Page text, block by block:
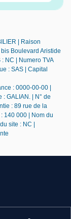
| Raison
Boulevard Aristide
NC | Numero TVA
: SAS | Capital
: 0000-00-00 |
GALIAN. | N° de
: 89 rue de la
140 000 | Nom du
site : NC |